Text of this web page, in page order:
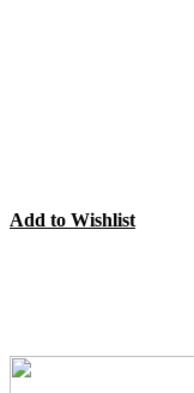
Add to Wishlist